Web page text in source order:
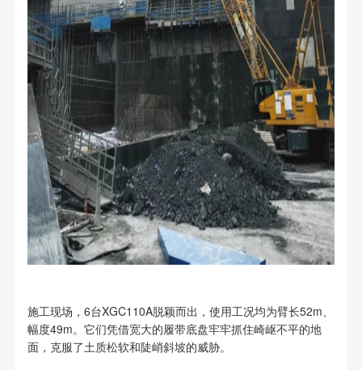
施工现场，6台XGC110A脱颖而出，使用工况均为臂长52m、
幅度49m。它们凭借宽大的履带底盘牢牢抓住崎岖不平的地
面，克服了土质松软和陡峭斜坡的威胁。